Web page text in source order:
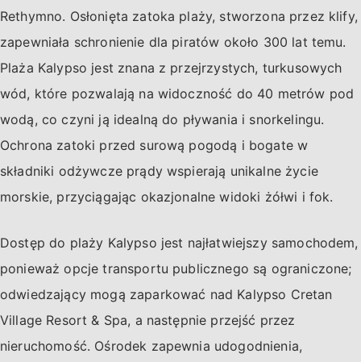
Rethymno. Osłonięta zatoka plaży, stworzona przez klify,
zapewniała schronienie dla piratów około 300 lat temu.
Plaża Kalypso jest znana z przejrzystych, turkusowych
wód, które pozwalają na widoczność do 40 metrów pod
wodą, co czyni ją idealną do pływania i snorkelingu.
Ochrona zatoki przed surową pogodą i bogate w
składniki odżywcze prądy wspierają unikalne życie
morskie, przyciągając okazjonalne widoki żółwi i fok.
Dostęp do plaży Kalypso jest najłatwiejszy samochodem,
ponieważ opcje transportu publicznego są ograniczone;
odwiedzający mogą zaparkować nad Kalypso Cretan
Village Resort & Spa, a następnie przejść przez
nieruchomość. Ośrodek zapewnia udogodnienia,